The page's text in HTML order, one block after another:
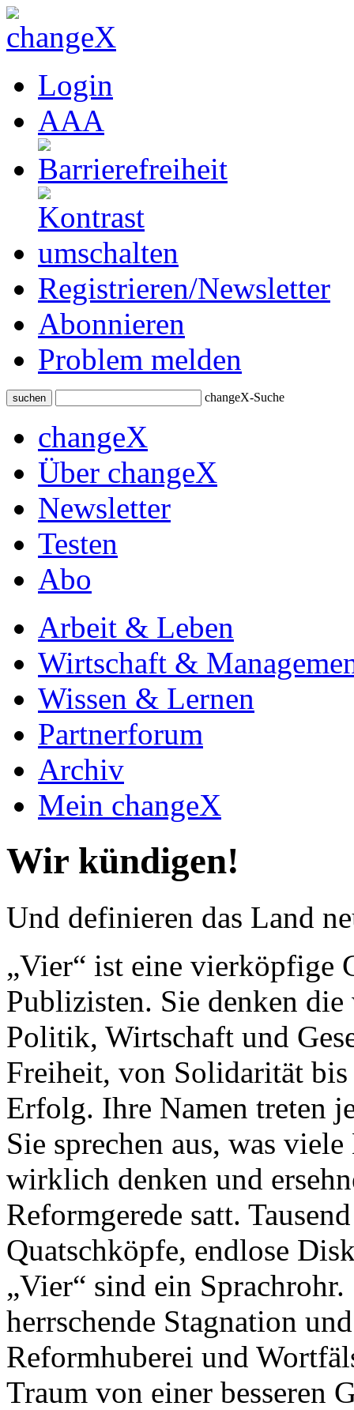
Login
AAA
Registrieren/Newsletter
Abonnieren
Problem melden
suchen changeX-Suche
changeX
Über changeX
Newsletter
Testen
Abo
Arbeit & Leben
Wirtschaft &
Wissen & Lernen
Partnerforum
Archiv
Mein changeX
Wir kündigen!
Und definieren das Land
„Vier“ ist eine vierköpfige
Publizisten. Sie denken
Politik, Wirtschaft und
Freiheit, von Solidarität
Erfolg. Ihre Namen treten
Sie sprechen aus, was
wirklich denken und
Reformgerede satt.
Quatschköpfe, endlose
„Vier“ sind ein
herrschende Stagnation
Reformhuberei und
Traum von einer besseren